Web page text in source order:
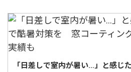
「日差しで室内が暑い…」と感